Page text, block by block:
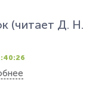
(читает Д. Н.